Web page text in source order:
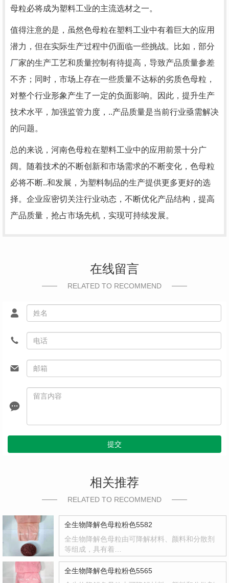
母粒必将成为塑料工业的主流选材之一。
值得注意的是，虽然色母粒在塑料工业中有着巨大的应用
潜力，但在实际生产过程中仍面临一些挑战。比如，部分
厂家的生产工艺和质量控制有待提高，导致产品质量参差
不齐；同时，市场上存在一些质量不达标的劣质色母粒，
对整个行业形象产生了一定的负面影响。因此，提升生产
技术水平，加强监管力度，..产品质量是当前行业亟需解决
的问题。
总的来说，河南色母粒在塑料工业中的应用前景十分广
阔。随着技术的不断创新和市场需求的不断变化，色母粒
必将不断..和发展，为塑料制品的生产提供更多更好的选
择。企业应密切关注行业动态，不断优化产品结构，提高
产品质量，抢占市场先机，实现可持续发展。
在线留言
RELATED TO RECOMMEND
提交
相关推荐
RELATED TO RECOMMEND
全生物降解色母粒粉色5582
全生物降解色母粒由可降解材料、颜料和分散剂
等组成，具有着…
全生物降解色母粒粉色5565